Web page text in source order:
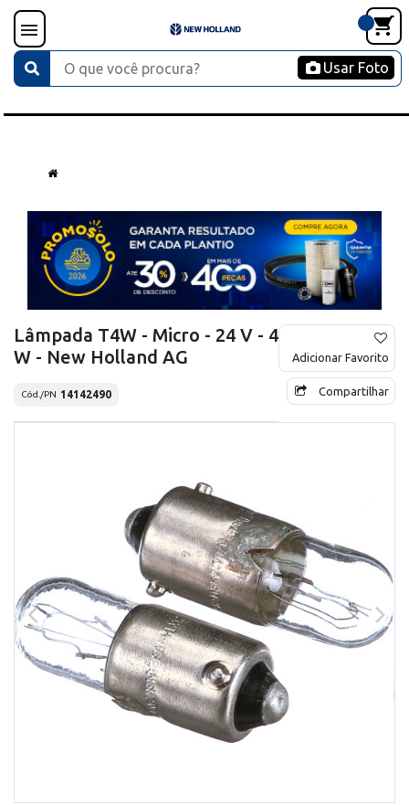
Usar Foto
Lâmpada T4W - Micro - 24 V - 4
W - New Holland AG
Cód./PN 14142490
Adicionar Favorito
Compartilhar